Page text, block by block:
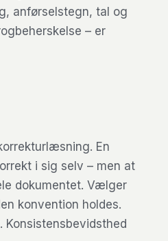
anførselstegn, tal og
– er
En
i sig selv – men at
dokumentet. Vælger
konvention holdes.
Konsistensbevidsthed